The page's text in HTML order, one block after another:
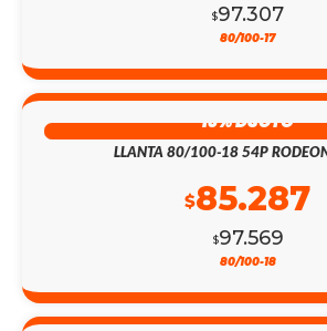
$97.307
80/100-17
13% DSCTO
LLANTA 80/100-18 54P
$97.569
$85.287
80/100-18